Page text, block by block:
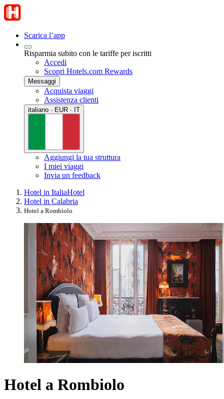
Scarica l’app
Risparmia subito con le tariffe per iscritti
Accedi
Scopri Hotels.com Rewards
Messaggi
Acquista viaggi
Assistenza clienti
italiano · EUR · IT
Aggiungi la tua struttura
I miei viaggi
Invia un feedback
Hotel in ItaliaHotel
Hotel in Calabria
Hotel a Rombiolo
Hotel a Rombiolo